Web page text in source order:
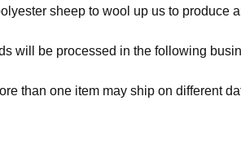
sheep to wool up us to produce
will be processed in the following
than one item may ship on different